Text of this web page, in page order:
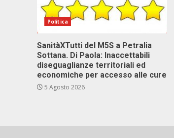
Politica
SanitàXTutti del M5S a Petralia
Sottana. Di Paola: Inaccettabili
diseguaglianze territoriali ed
economiche per accesso alle cure
5 Agosto 2026